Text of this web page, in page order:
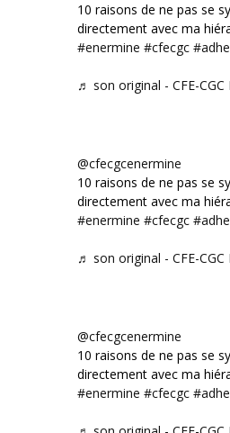
10 raisons de ne pas se
directement avec ma
#enermine #cfecgc
♬ son original - CFE-CGC
@cfecgcenermine
10 raisons de ne pas se
directement avec ma
#enermine #cfecgc
♬ son original - CFE-CGC
@cfecgcenermine
10 raisons de ne pas se
directement avec ma
#enermine #cfecgc